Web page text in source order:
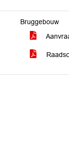
Bruggebouw